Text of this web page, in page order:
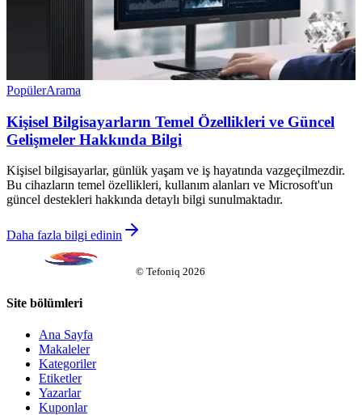
PopülerArama
Kişisel Bilgisayarların Temel Özellikleri ve Güncel
Gelişmeler Hakkında Bilgi
Kişisel bilgisayarlar, günlük yaşam ve iş hayatında vazgeçilmezdir.
Bu cihazların temel özellikleri, kullanım alanları ve Microsoft'un
güncel destekleri hakkında detaylı bilgi sunulmaktadır.
Daha fazla bilgi edinin
© Tefoniq 2026
Site bölümleri
Ana Sayfa
Makaleler
Kategoriler
Etiketler
Yazarlar
Kuponlar